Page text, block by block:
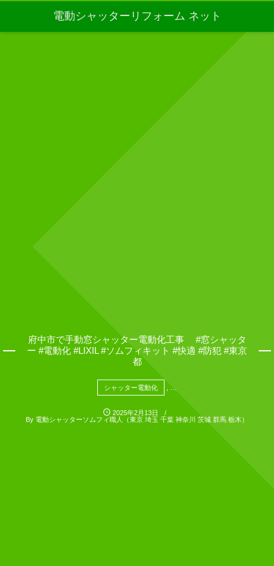
電動シャッターリフォーム ネット
府中市で手動窓シャッター電動化工事 #窓シャッタ
ー #電動化 #LIXIL #ソムフィキット #快適 #防犯 #東京
都
シャッター電動化 , …
2025年2月13日
By 電動シャッターソムフィ職人（東京 埼玉 千葉 神奈川 茨城 群馬 栃木）